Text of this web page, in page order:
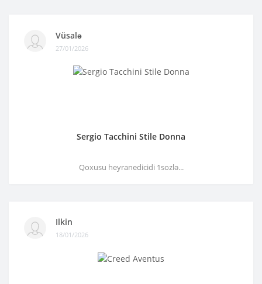
Vüsalə
27/01/2026
Sergio Tacchini Stile Donna
Qoxusu heyranedicidi 1sozlə...
Ilkin
18/01/2026